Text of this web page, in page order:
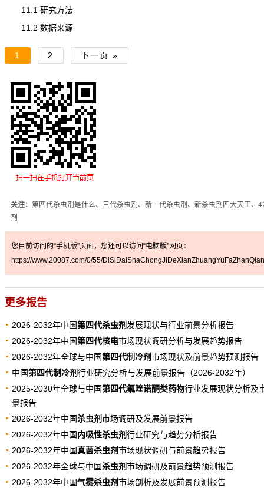
11.1 研究方法
11.2 数据来源
1 2 下一页 »
关注： 第四代杀虫剂是什么、三代杀虫剂、新一代杀虫剂、新杀虫剂四大天王、
剂
您目前访问的“手机版”页面，您还可以访问“电脑版”网页：
https://www.20087.com/0/55/
更多报告
2026-2032年中国第四代杀虫剂 发展现状与行业前景分析报告
2026-2032年中国第四代核电市场现状调研分析与发展趋势报告
2026-2032年全球与中国第四代制冷剂市场现状及前景趋势预测报告
中国第四代制冷剂行业研究分析与发展前景报告（2026-2032年）
2025-2030年全球与中国第四代氟喹诺酮类药物行业发展现状分析及
景报告
2026-2032年中国杀虫剂市场调研及发展前景报告
2026-2032年中国内吸性杀虫剂行业研究与趋势分析报告
2026-2032年中国真菌杀虫剂市场现状调研与前景趋势报告
2026-2032年全球与中国杀虫剂市场调研及前景趋势预测报告
2026-2032年中国气雾杀虫剂市场剖析及发展前景预测报告